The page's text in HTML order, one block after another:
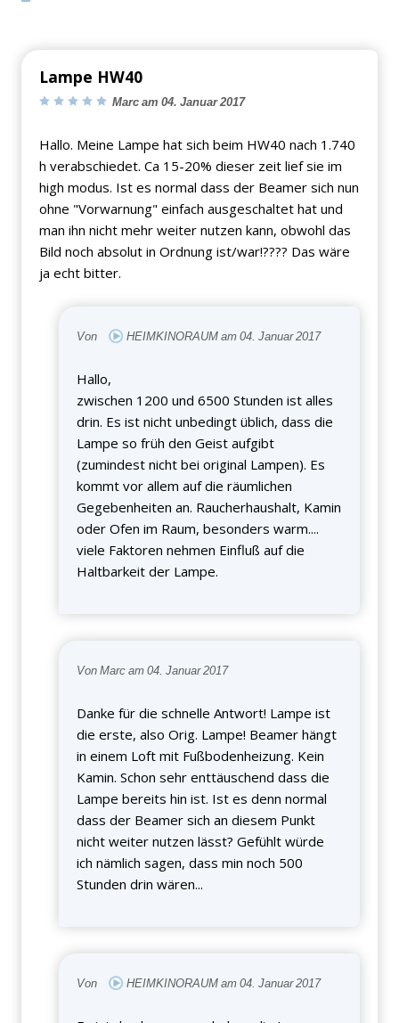
Lampe HW40
Marc am 04. Januar 2017
Hallo. Meine Lampe hat sich beim HW40 nach 1.740
h verabschiedet. Ca 15-20% dieser zeit lief sie im
high modus. Ist es normal dass der Beamer sich nun
ohne "Vorwarnung" einfach ausgeschaltet hat und
man ihn nicht mehr weiter nutzen kann, obwohl das
Bild noch absolut in Ordnung ist/war!???? Das wäre
ja echt bitter.
Von HEIMKINORAUM am 04. Januar 2017
Hallo,
zwischen 1200 und 6500 Stunden ist alles
drin. Es ist nicht unbedingt üblich, dass die
Lampe so früh den Geist aufgibt
(zumindest nicht bei original Lampen). Es
kommt vor allem auf die räumlichen
Gegebenheiten an. Raucherhaushalt, Kamin
oder Ofen im Raum, besonders warm....
viele Faktoren nehmen Einfluß auf die
Haltbarkeit der Lampe.
Von Marc am 04. Januar 2017
Danke für die schnelle Antwort! Lampe ist
die erste, also Orig. Lampe! Beamer hängt
in einem Loft mit Fußbodenheizung. Kein
Kamin. Schon sehr enttäuschend dass die
Lampe bereits hin ist. Ist es denn normal
dass der Beamer sich an diesem Punkt
nicht weiter nutzen lässt? Gefühlt würde
ich nämlich sagen, dass min noch 500
Stunden drin wären...
Von HEIMKINORAUM am 04. Januar 2017